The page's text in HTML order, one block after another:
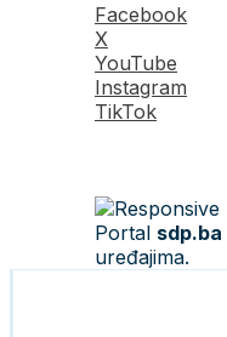
Facebook
X
YouTube
Instagram
TikTok
Portal sdp.ba
uređajima.